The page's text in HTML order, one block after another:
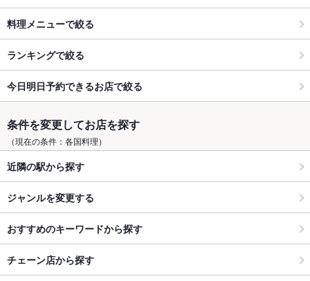
料理メニューで絞る
ランキングで絞る
今日明日予約できるお店で絞る
条件を変更してお店を探す
（現在の条件：各国料理）
近隣の駅から探す
ジャンルを変更する
おすすめのキーワードから探す
チェーン店から探す